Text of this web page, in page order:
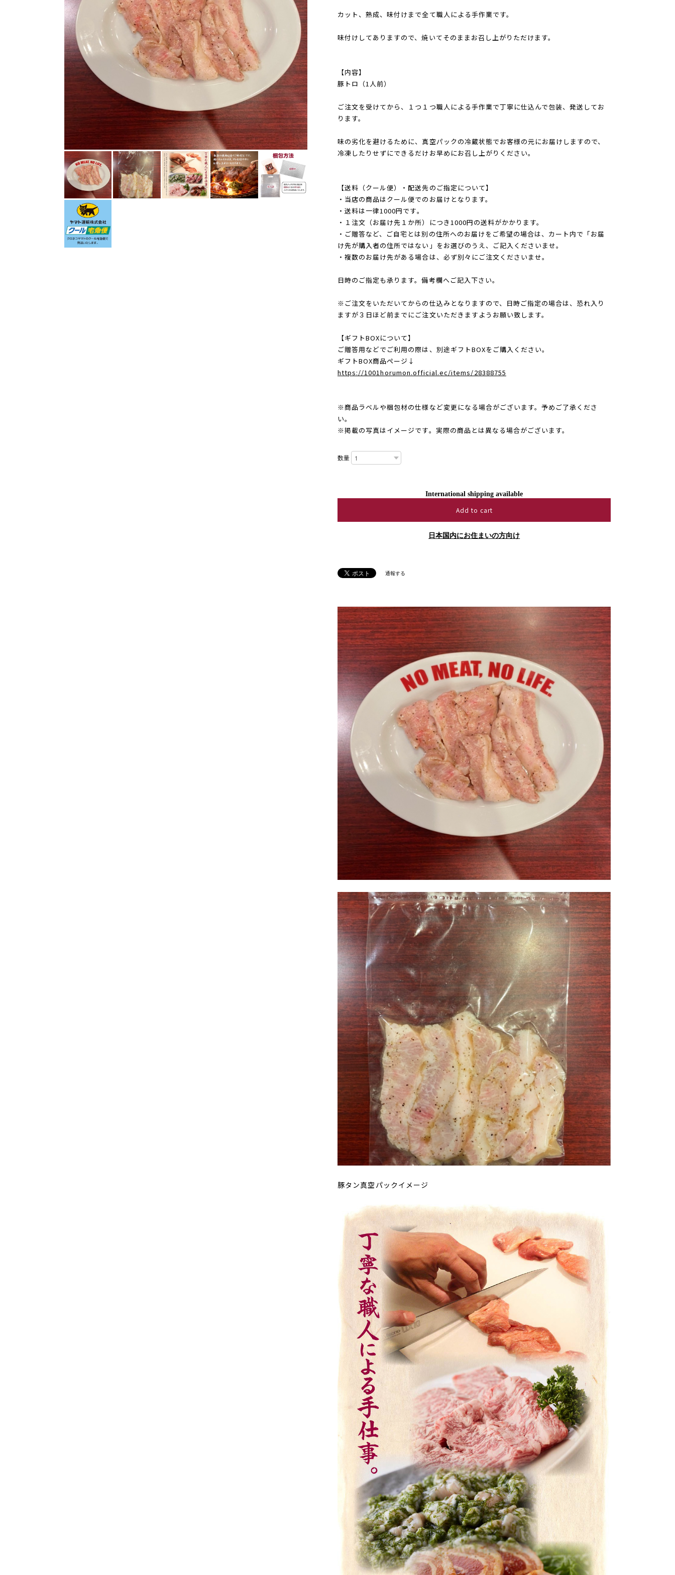
カット、熟成、味付けまで全て職人による手作業です。
味付けしてありますので、焼いてそのままお召し上がりただけます。
【内容】
豚トロ（1人前）
ご注文を受けてから、１つ１つ職人による手作業で丁寧に仕込んで包装、発送してお
ります。
味の劣化を避けるために、真空パックの冷蔵状態でお客様の元にお届けしますので、
冷凍したりせずにできるだけお早めにお召し上がりください。
【送料（クール便）・配送先のご指定について】
・当店の商品はクール便でのお届けとなります。
・送料は一律1000円です。
・１注文（お届け先１か所）につき1000円の送料がかかります。
・ご贈答など、ご自宅とは別の住所へのお届けをご希望の場合は、カート内で「お届
け先が購入者の住所ではない」をお選びのうえ、ご記入くださいませ。
・複数のお届け先がある場合は、必ず別々にご注文くださいませ。
日時のご指定も承ります。備考欄へご記入下さい。
※ご注文をいただいてからの仕込みとなりますので、日時ご指定の場合は、恐れ入り
ますが３日ほど前までにご注文いただきますようお願い致します。
【ギフトBOXについて】
ご贈答用などでご利用の際は、別途ギフトBOXをご購入ください。
ギフトBOX商品ページ↓
https://1001horumon.official.ec/items/28388755
※商品ラベルや梱包材の仕様など変更になる場合がございます。予めご了承くださ
い。
※掲載の写真はイメージです。実際の商品とは異なる場合がございます。
数量
International shipping available
Add to cart
日本国内にお住まいの方向け
通報する
豚タン真空パックイメージ